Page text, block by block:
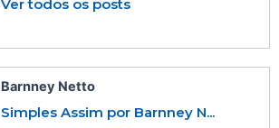
Ver todos os posts
Barnney Netto
Simples Assim por Barnney N...